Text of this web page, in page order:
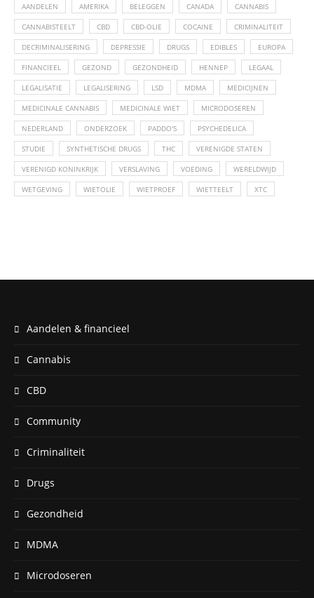
AANDELEN AMERIKA BELEGGEN CANADA CANNABIS
CANNABISTEELT CBD CBD-OLIE COCAINE CRIMINALITEIT
DECRIMINALISERING DEPRESSIE DRUGS EDIBLES EUROPA
FINANCIEEL GEZOND GEZONDHEID HENNEP LEGAAL
LEGALISATIE LEGALISERING LSD MDMA MEDICIJNEN
MEDICINALE CANNABIS MEDICINALE WIET MICRODOSEREN
NEDERLAND ONDERZOEK PADDO'S PSYCHEDELICA
STUDIE SYNTHETISCHE DRUGS THC VERENIGDE STATEN
VERENIGD KONINKRIJK VERSLAVING VOEDING WERELDWIJD
WETGEVING WIETOLIE WIETPROEF WIETTEELT XTC
Aandelen & financieel
Cannabis
CBD
Community
Criminaliteit
Drugs
Gezondheid
MDMA
Microdoseren